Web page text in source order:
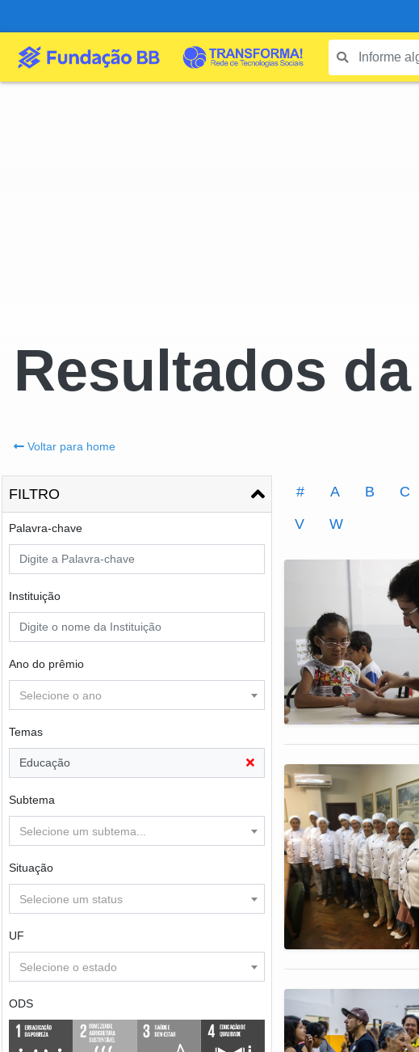
Resultados
Voltar para home
FILTRO
Palavra-chave
Instituição
Ano do prêmio
Selecione o ano
Temas
Educação
Subtema
Selecione um subtema...
Situação
Selecione um status
UF
Selecione o estado
ODS
# A B C
V
W